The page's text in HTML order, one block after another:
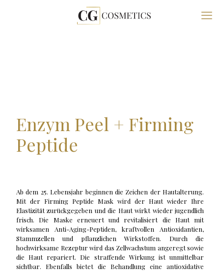
Enzym Peel + Firming
Peptide
Ab dem 25. Lebensjahr beginnen die Zeichen der Hautalterung.
Mit der Firming Peptide Mask wird der Haut wieder Ihre
Elastizität zurückgegeben und die Haut wirkt wieder jugendlich
frisch. Die Maske erneuert und revitalisiert die Haut mit
wirksamen Anti-Aging-Peptiden, kraftvollen Antioxidantien,
Stammzellen und pflanzlichen Wirkstoffen. Durch die
hochwirksame Rezeptur wird das Zellwachstum angeregt sowie
die Haut repariert. Die straffende Wirkung ist unmittelbar
sichtbar. Ebenfalls bietet die Behandlung eine antioxidative